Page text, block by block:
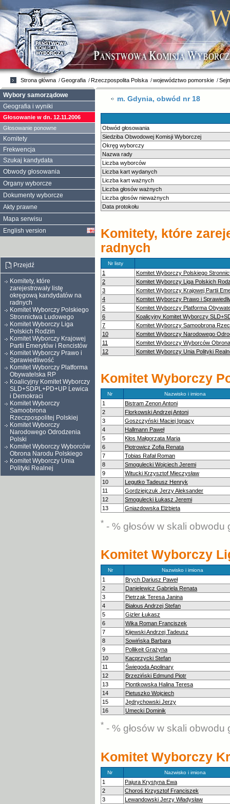
m. Gdynia, obwód nr 18
Obwód głosowania
Siedziba Obwodowej Komisji Wyborczej
Okręg wyborczy
Nazwa rady
Liczba wyborców
Liczba kart wydanych
Liczba kart ważnych
Liczba głosów ważnych
Liczba głosów nieważnych
Data protokołu
Komitety, które
radnych
Nr listy
1
Komitet Wyborczy Polskiego
2
Komitet Wyborczy Liga Polskich
3
Komitet Wyborczy Krajowej Partii
4
Komitet Wyborczy Prawo i
5
Komitet Wyborczy Platforma
6
Koalicyjny Komitet Wyborczy
7
Komitet Wyborczy Samoobrona
10
Komitet Wyborczy Narodowego
11
Komitet Wyborczy Wyborców
12
Komitet Wyborczy Unia Polityki
Komitet Wyborczy
Nr Nazwisko i imiona
1
Bistram Zenon Antoni
2
Florkowski Andrzej Antoni
3
Goszczyński Maciej Ignacy
4
Hallmann Paweł
5
Kłos Małgorzata Maria
6
Piotrowicz Zofia Renata
7
Tobias Rafał Roman
8
Smogulecki Wojciech Jeremi
9
Witucki Krzysztof Mieczysław
10
Legutko Tadeusz Henryk
11
Gordziejczuk Jerzy Aleksander
12
Smogulecki Łukasz Jeremi
13
Gniazdowska Elżbieta
* - % głosów w skali obwodu
Komitet Wyborczy
Nr Nazwisko i imiona
1
Brych Dariusz Paweł
2
Danielewicz Gabriela Renata
3
Pietrzak Teresa Janina
4
Białous Andrzej Stefan
5
Gizler Łukasz
6
Wika Roman Franciszek
7
Kijewski Andrzej Tadeusz
8
Sowińska Barbara
9
Pollikeit Grażyna
10
Kacprzycki Stefan
11
Świegoda Apolinary
12
Brzeziński Edmund Piotr
13
Piontkowska Halina Teresa
14
Pietuszko Wojciech
15
Jędrychowski Jerzy
16
Umecki Dominik
* - % głosów w skali obwodu
Komitet Wyborczy
Nr Nazwisko i imiona
1
Pajura Krystyna Ewa
2
Choroś Krzysztof Franciszek
3
Lewandowski Jerzy Władysław
Strona główna Geografia Rzeczpospolita Polska województwo pomorskie
Wybory samorządowe
Geografia i wyniki
Głosowanie w dn. 12.11.2006
Głosowanie ponowne
Komitety
Frekwencja
Szukaj kandydata
Obwody głosowania
Organy wyborcze
Dokumenty wyborcze
Akty prawne
Mapa serwisu
English version
Przejdź
Komitety, które
zarejestrowały listę
okręgową kandydatów na
radnych
Komitet Wyborczy Polskiego
Stronnictwa Ludowego
Komitet Wyborczy Liga
Polskich Rodzin
Komitet Wyborczy Krajowej
Partii Emerytów i Rencistów
Komitet Wyborczy Prawo i
Sprawiedliwość
Komitet Wyborczy Platforma
Obywatelska RP
Koalicyjny Komitet Wyborczy
SLD+SDPL+PD+UP Lewica
i Demokraci
Komitet Wyborczy
Samoobrona
Rzeczpospolitej Polskiej
Komitet Wyborczy
Narodowego Odrodzenia
Polski
Komitet Wyborczy Wyborców
Obrona Narodu Polskiego
Komitet Wyborczy Unia
Polityki Realnej